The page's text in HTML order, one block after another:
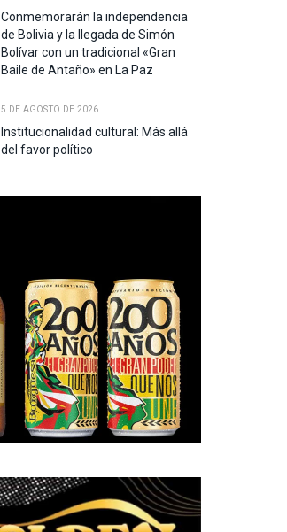
Conmemorarán la independencia
de Bolivia y la llegada de Simón
Bolívar con un tradicional «Gran
Baile de Antaño» en La Paz
5 DE AGOSTO DE 2026
Institucionalidad cultural: Más allá
del favor político